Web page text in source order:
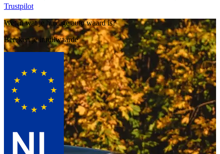
Trustpilot
Weten wat je huidige auto waard is?
Bereken je inruilwaarde